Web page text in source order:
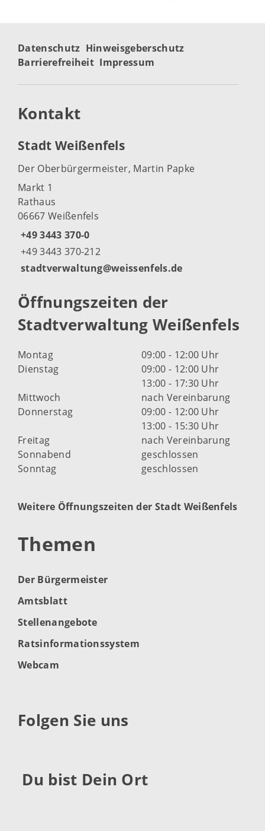
Datenschutz Hinweisgeberschutz
Barrierefreiheit Impressum
Kontakt
Stadt Weißenfels
Der Oberbürgermeister, Martin Papke
Markt 1
Rathaus
06667 Weißenfels
+49 3443 370-0
+49 3443 370-212
stadtverwaltung@weissenfels.de
Öffnungszeiten der
Stadtverwaltung Weißenfels
Montag
09:00 - 12:00 Uhr
Dienstag
09:00 - 12:00 Uhr
13:00 - 17:30 Uhr
Mittwoch
nach Vereinbarung
Donnerstag
09:00 - 12:00 Uhr
13:00 - 15:30 Uhr
Freitag
nach Vereinbarung
Sonnabend
geschlossen
Sonntag
geschlossen
Weitere Öffnungszeiten der Stadt Weißenfels
Themen
Der Bürgermeister
Amtsblatt
Stellenangebote
Ratsinformationssystem
Webcam
Folgen Sie uns
Du bist Dein Ort